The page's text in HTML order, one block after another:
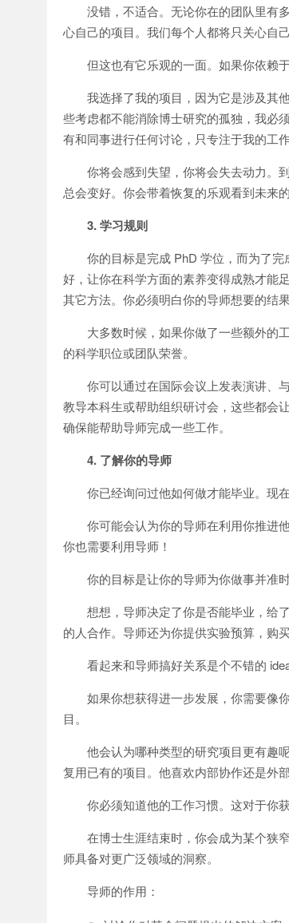
没错，不适合。无论你在的团队里有
心自己的项目。我们每个人都将只关心自己
但这也有它乐观的一面。如果你依赖
我选择了我的项目，因为它是涉及其
些考虑都不能消除博士研究的孤独，我必
有和同事进行任何讨论，只专注于我的工
你将会感到失望，你将会失去动力。
总会变好。你会带着恢复的乐观看到未来的
3. 学习规则
你的目标是完成 PhD 学位，而为了
好，让你在科学方面的素养变得成熟才能
其它方法。你必须明白你的导师想要的结
大多数时候，如果你做了一些额外的
的科学职位或团队荣誉。
你可以通过在国际会议上发表演讲、
教导本科生或帮助组织研讨会，这些都会
确保能帮助导师完成一些工作。
4. 了解你的导师
你已经询问过他如何做才能毕业。现
你可能会认为你的导师在利用你推进
你也需要利用导师！
你的目标是让你的导师为你做事并准
想想，导师决定了你是否能毕业，给
的人合作。导师还为你提供实验预算，购
看起来和导师搞好关系是个不错的
如果你想获得进一步发展，你需要像
目。
他会认为哪种类型的研究项目更有趣
复用已有的项目。他喜欢内部协作还是外
你必须知道他的工作习惯。这对于你
在博士生涯结束时，你会成为某个狭
师具备对更广泛领域的洞察。
导师的作用：